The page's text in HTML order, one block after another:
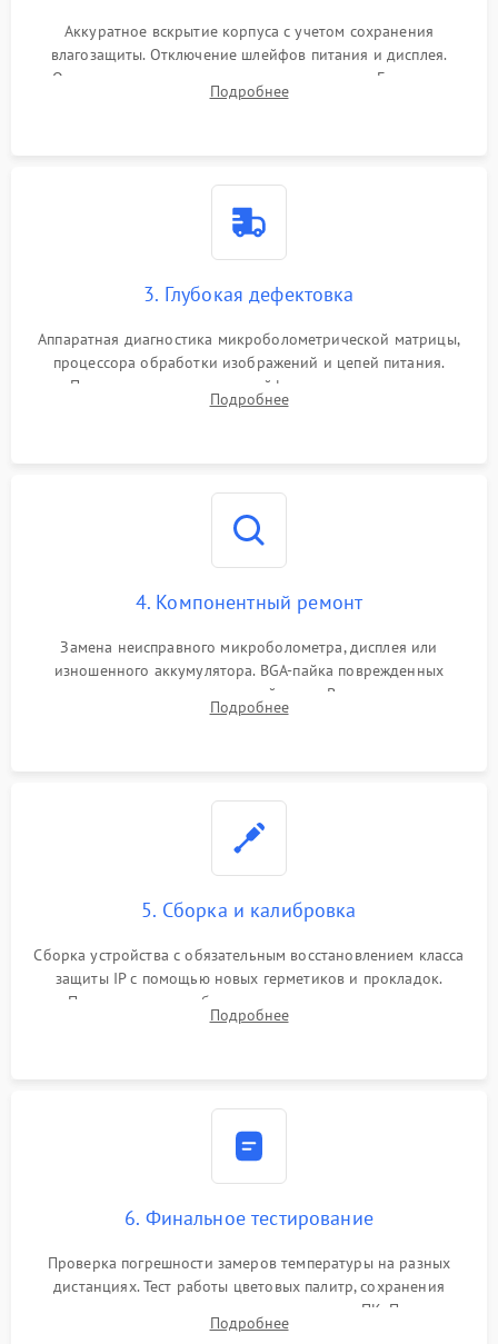
Аккуратное вскрытие корпуса с учетом сохранения
влагозащиты. Отключение шлейфов питания и дисплея.
Очистка внутренних плат от окислов и пыли. Бережная
обработка германиевого объектива специализированными
Подробнее
3. Глубокая дефектовка
Аппаратная диагностика микроболометрической матрицы,
процессора обработки изображений и цепей питания.
Проверка целостности шлейфов, модуля памяти и
интерфейсов связи. Выявление сгоревших SMD-компонентов
Подробнее
4. Компонентный ремонт
Замена неисправного микроболометра, дисплея или
изношенного аккумулятора. BGA-пайка поврежденных
контроллеров на материнской плате. Восстановление
разъемов и кнопок, замена поврежденных элементов
Подробнее
5. Сборка и калибровка
Сборка устройства с обязательным восстановлением класса
защиты IP с помощью новых герметиков и прокладок.
Программная калибровка матрицы по эталонному
абсолютно черному телу для точного измерения температур.
Подробнее
6. Финальное тестирование
Проверка погрешности замеров температуры на разных
дистанциях. Тест работы цветовых палитр, сохранения
термограмм в память и передачи данных на ПК. Проверка
автономности работы и итоговый контроль качества.
Подробнее